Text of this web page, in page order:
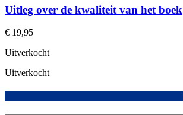
Uitleg over de kwaliteit van het boek
€ 19,95
Uitverkocht
Uitverkocht